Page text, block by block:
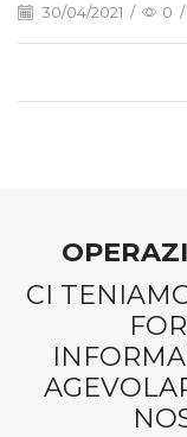
30/04/2021 / 0 /
CI